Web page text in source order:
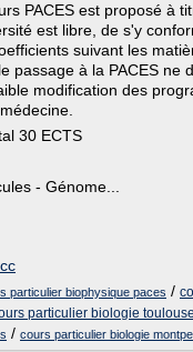
PACES est proposé à
est libre, de s'y
suivant les
passage à la PACES ne
modification des
30 ECTS
- Génome...
particulier biophysique paces /
particulier biologie toulouse
/ cours particulier biologie